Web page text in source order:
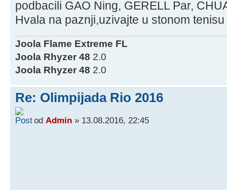
podbacili GAO Ning, GERELL Par,
Hvala na paznji,uzivajte u stonom tenisu
Joola Flame Extreme FL
Joola Rhyzer 48 2.0
Joola Rhyzer 48 2.0
Re: Olimpijada Rio 2016
od Admin » 13.08.2016, 22:45